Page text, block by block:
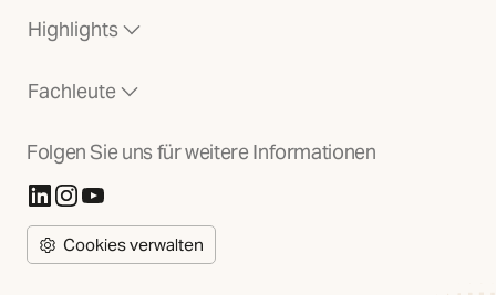
Highlights
Fachleute
Folgen Sie uns für weitere Informationen
(Öffnet in neuer Registerkarte)
(Öffnet in neuer Registerkarte)
(Öffnet in neuer Registerkarte)
Cookies verwalten